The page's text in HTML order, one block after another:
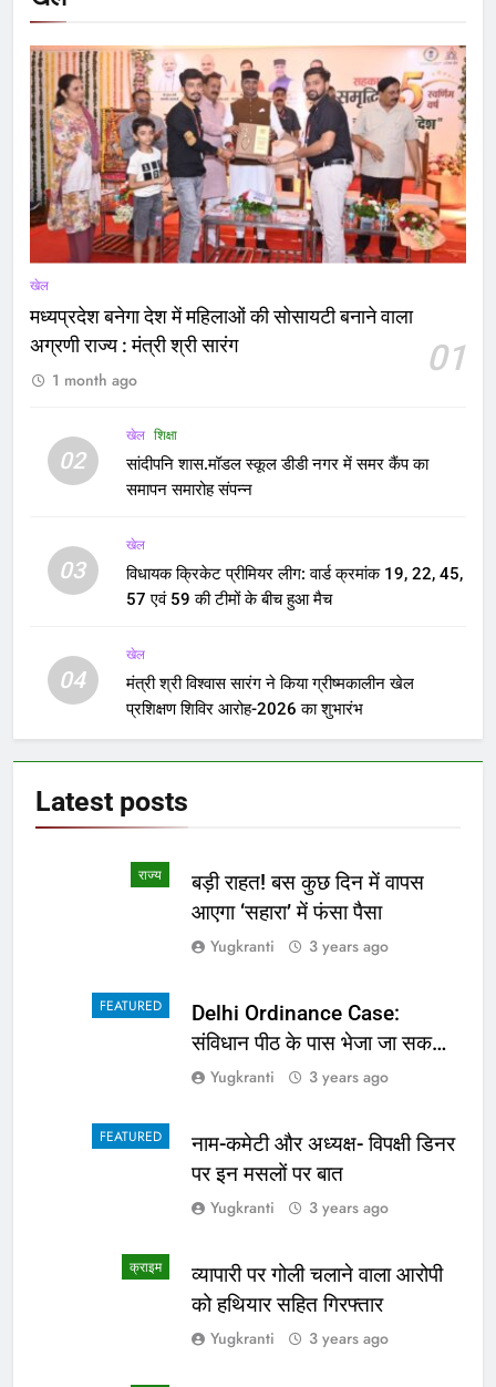
खेल
मध्यप्रदेश बनेगा देश में महिलाओं की सोसायटी बनाने वाला
अग्रणी राज्य : मंत्री श्री सारंग
01
1 month ago
02
खेल शिक्षा
सांदीपनि शास.मॉडल स्कूल डीडी नगर में समर कैंप का
समापन समारोह संपन्न
03
खेल
विधायक क्रिकेट प्रीमियर लीग: वार्ड क्रमांक 19, 22, 45,
57 एवं 59 की टीमों के बीच हुआ मैच
04
खेल
मंत्री श्री विश्वास सारंग ने किया ग्रीष्मकालीन खेल
प्रशिक्षण शिविर आरोह-2026 का शुभारंभ
Latest posts
राज्य
बड़ी राहत! बस कुछ दिन में वापस
आएगा ‘सहारा’ में फंसा पैसा
Yugkranti 3 years ago
FEATURED
Delhi Ordinance Case:
संविधान पीठ के पास भेजा जा सकता
है अध्यादेश का मामला
Yugkranti 3 years ago
FEATURED
नाम-कमेटी और अध्यक्ष- विपक्षी डिनर
पर इन मसलों पर बात
Yugkranti 3 years ago
क्राइम
व्यापारी पर गोली चलाने वाला आरोपी
को हथियार सहित गिरफ्तार
Yugkranti 3 years ago